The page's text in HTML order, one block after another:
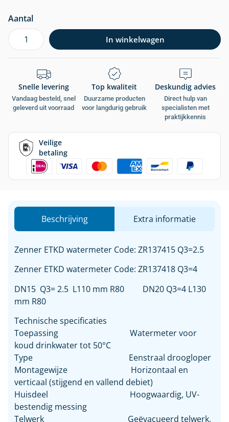
Aantal
In winkelwagen
Snelle levering
Vandaag besteld, snel
geleverd uit voorraad
Top kwaliteit
Duurzame producten
voor langdurig gebruik
Deskundig advies
Direct hulp van
specialisten met
praktijkkennis
Veilige
betaling
Beschrijving Extra informatie
Zenner ETKD watermeter Code: ZR137415 Q3=2.5
Zenner ETKD watermeter Code: ZR137418 Q3=4
DN15 Q3= 2.5 L110 mm R80 DN20 Q3=4 L130
mm R80
Technische specificaties
Toepassing Watermeter voor
koud drinkwater tot 50°C
Type Eenstraal droogloper
Montagewijze Horizontaal en
verticaal (stijgend en vallend debiet)
Huisdeel Hoogwaardig, UV-
bestendig messing
Telwerk Geëvacueerd telwerk,